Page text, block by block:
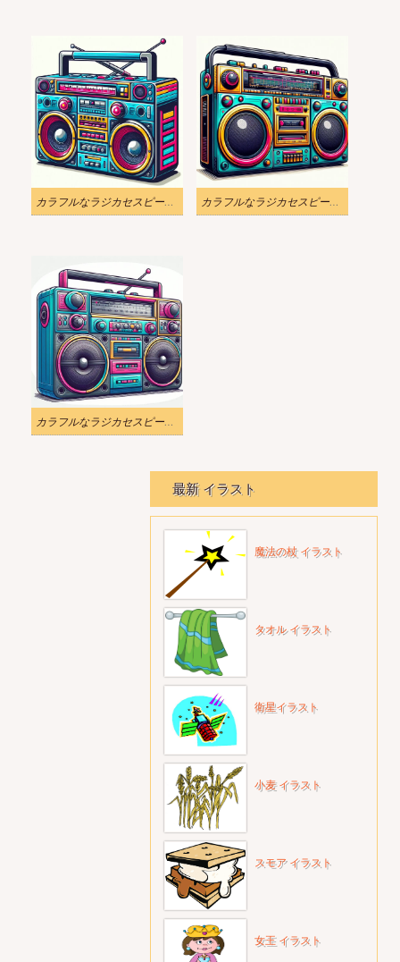
カラフルなラジカセスピーカーのイラスト カラフルなラジカセスピーカーのイラスト無料
カラフルなラジカセスピーカーのイラストをダウンロード
最新 イラスト
魔法の杖 イラスト
タオル イラスト
衛星イラスト
小麦 イラスト
スモア イラスト
女王 イラスト